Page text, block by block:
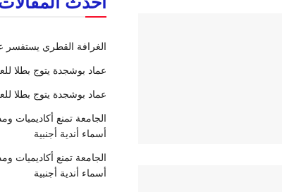
الغرافة القطري
عماد بوشجدة يتوج بطلا
عماد بوشجدة يتوج بطلا
الجامعة تمنع
أسماء أندية أجنبية
الجامعة تمنع
أسماء أندية أجنبية